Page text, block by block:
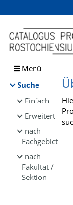
Browsen
direkt zum Inhalt
Menü
Suche
Einfach
Erweitert
nach
Fachgebiet
nach
Fakultät /
Sektion